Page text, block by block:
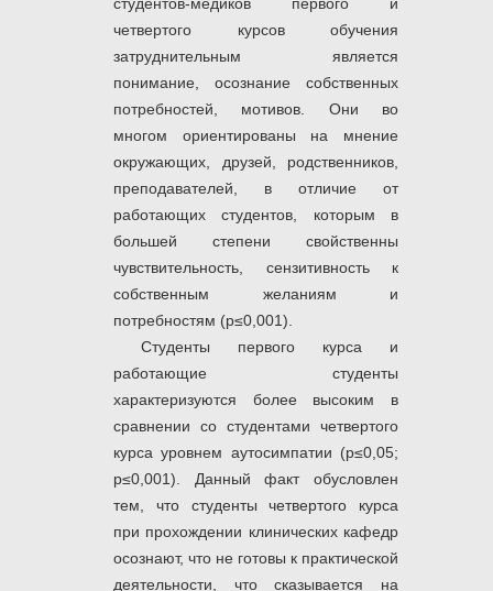
студентов-медиков первого и
четвертого курсов обучения
затруднительным является
понимание, осознание собственных
потребностей, мотивов. Они во
многом ориентированы на мнение
окружающих, друзей, родственников,
преподавателей, в отличие от
работающих студентов, которым в
большей степени свойственны
чувствительность, сензитивность к
собственным желаниям и
потребностям (р≤0,001).
Студенты первого курса и
работающие студенты
характеризуются более высоким в
сравнении со студентами четвертого
курса уровнем аутосимпатии (р≤0,05;
р≤0,001). Данный факт обусловлен
тем, что студенты четвертого курса
при прохождении клинических кафедр
осознают, что не готовы к практической
деятельности, что сказывается на